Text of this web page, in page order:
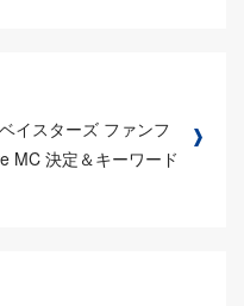
イスターズ ファンフ
MC 決定＆キーワード